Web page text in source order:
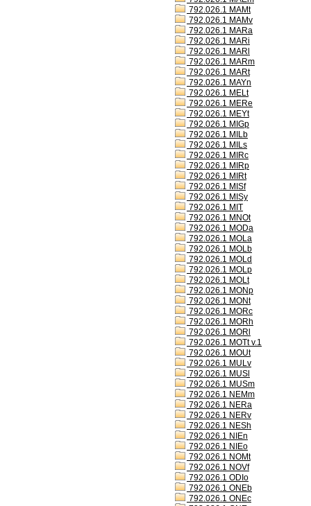
792.026.1 MAMt
792.026.1 MAMv
792.026.1 MARa
792.026.1 MARi
792.026.1 MARl
792.026.1 MARm
792.026.1 MARt
792.026.1 MAYn
792.026.1 MELt
792.026.1 MERe
792.026.1 MEYt
792.026.1 MIGp
792.026.1 MILb
792.026.1 MILs
792.026.1 MIRc
792.026.1 MIRp
792.026.1 MIRt
792.026.1 MISf
792.026.1 MISy
792.026.1 MIT
792.026.1 MNOt
792.026.1 MODa
792.026.1 MOLa
792.026.1 MOLb
792.026.1 MOLd
792.026.1 MOLp
792.026.1 MOLt
792.026.1 MONp
792.026.1 MONt
792.026.1 MORc
792.026.1 MORh
792.026.1 MORl
792.026.1 MOTt v.1
792.026.1 MOUt
792.026.1 MULv
792.026.1 MUSl
792.026.1 MUSm
792.026.1 NEMm
792.026.1 NERa
792.026.1 NERv
792.026.1 NESh
792.026.1 NIEn
792.026.1 NIEo
792.026.1 NOMt
792.026.1 NOVf
792.026.1 ODIo
792.026.1 ONEb
792.026.1 ONEc